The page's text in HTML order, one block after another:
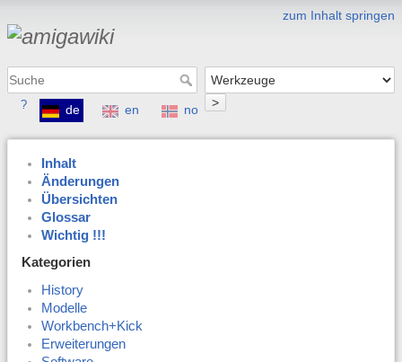
zum Inhalt springen
>
? de en no
Inhalt
Änderungen
Übersichten
Glossar
Wichtig !!!
Kategorien
History
Modelle
Workbench+Kick
Erweiterungen